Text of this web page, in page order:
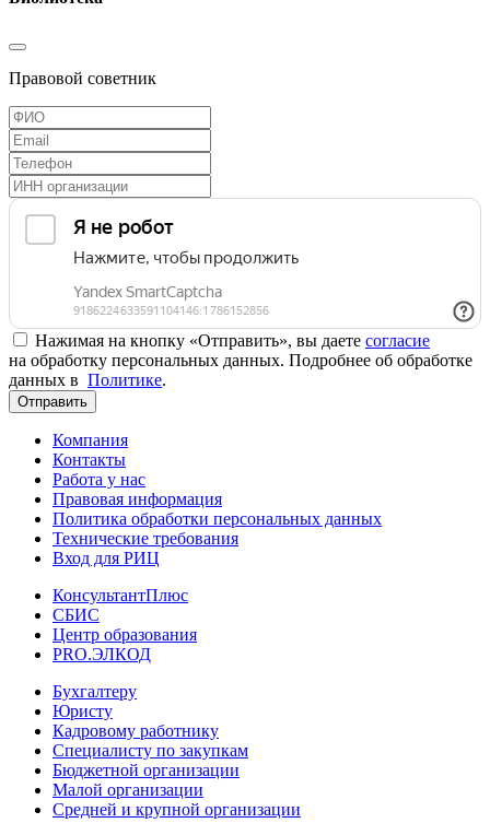
Правовой советник
Нажимая на кнопку «Отправить», вы даете согласие
на обработку персональных данных. Подробнее об обработке
данных в Политике.
Отправить
Компания
Контакты
Работа у нас
Правовая информация
Политика обработки персональных данных
Технические требования
Вход для РИЦ
КонсультантПлюс
СБИС
Центр образования
PRO.ЭЛКОД
Бухгалтеру
Юристу
Кадровому работнику
Специалисту по закупкам
Бюджетной организации
Малой организации
Средней и крупной организации